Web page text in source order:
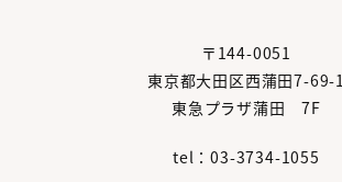
〒144-0051
東京都大田区西蒲田7-69-1
東急プラザ蒲田 7F
tel：03-3734-1055